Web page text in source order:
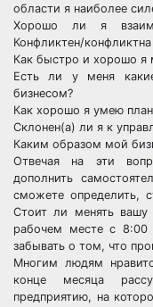
области я наиболее
Хорошо ли я
Конфликтен/
Как быстро и хорошо я
Есть ли у меня
бизнесом?
Как хорошо я умею
Склонен(а) ли я к
Каким образом мой
Отвечая на эти
дополнить
сможете определить,
Стоит ли менять
рабочем месте с
забывать о том, что
Многим людям
конце месяца
предприятию, на